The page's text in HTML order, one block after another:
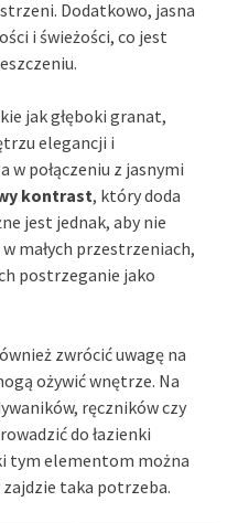
Dodatkowo, jasna
i świeżości, co jest
jak głęboki granat,
elegancji i
w połączeniu z jasnymi
kontrast, który doda
jest jednak, aby nie
małych przestrzeniach,
postrzeganie jako
zwrócić uwagę na
ożywić wnętrze. Na
ręczników czy
do łazienki
tym elementom można
taka potrzeba.